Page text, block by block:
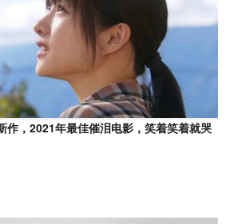
作，2021年最佳催泪电影，笑着笑着就哭